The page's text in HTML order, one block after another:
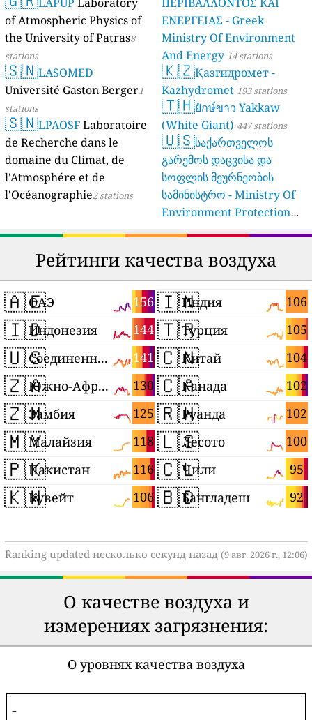
Umwelt Und
Verbraucherschutz NRW)
61 stations
of Atmospheric Physics of
the University of Patras8
stations
🇸🇳LASOMED
Université Gaston Berger1
stations
🇸🇳LPAOSF Laboratoire
de Recherche dans le
domaine du Climat, de
l'Atmosphére et de
l'Océanographie2 stations
ΕΝΕΡΓΕΙΑΣ - Greek
Ministry Of Environment
And Energy 14 stations
🇰🇿Қазгидромет -
Kazhydromet 193 stations
🇹🇭ยักษ์ขาว Yakkaw
(White Giant) 447 stations
🇺🇸საქართველოს
გარემოს დაცვისა და
სოფლის მეურნეობის
სამინისტრო - Ministry Of
Environment Protection
Рейтинги качества воздуха
🇦🇪 156
ОАЭ
🇮🇩 144
Индонезия
🇺🇸 141
Соединенные Штаты
🇿🇦 130
Южно-Африканская Республика
🇿🇲 125
Замбия
🇲🇾 118
Малайзия
🇵🇰 116
Пакистан
🇰🇼 106
Кувейт
🇮🇳 106
Индия
🇹🇷 105
Турция
🇨🇳 104
Китай
🇨🇦 102
Канада
🇷🇼 102
Руанда
🇱🇸 100
Лесото
🇨🇱 95
Чили
🇧🇩 92
Бангладеш
Ranking updated несколько секунд назад (9 авг. 2026 г., 12:06)
О качестве воздуха и
измерениях загрязнения:
О уровнях качества воздуха
-